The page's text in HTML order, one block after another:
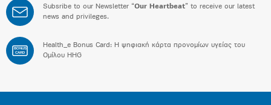
Subsribe to our Newsletter “Our Heartbeat” to receive our latest
news and privileges.
BONUS
CARD
Health_e Bonus Card: H ψηφιακή κάρτα προνομίων υγείας του
Ομίλου HHG